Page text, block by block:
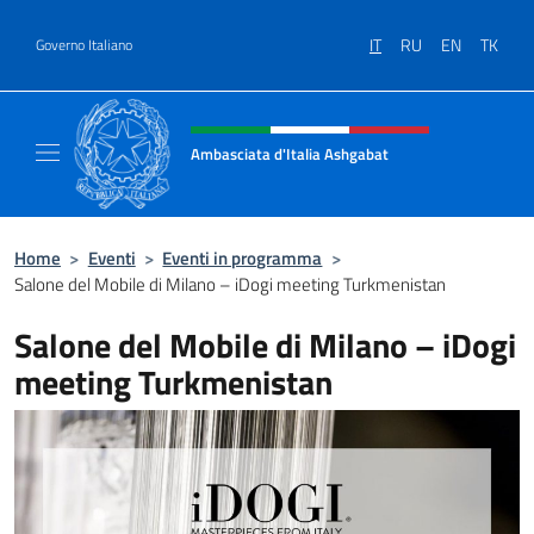
Governo Italiano IT RU EN TK
Intestazione sito, social e menù
Ambasciata d'Italia Ashgabat
Home > Eventi > Eventi in programma >
Salone del Mobile di Milano – iDogi meeting Turkmenistan
Salone del Mobile di Milano – iDogi
meeting Turkmenistan